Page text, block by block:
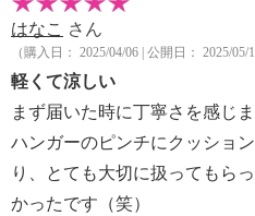
はなこ さん
（購入日： 2025/04/06 | 公開日： 2025/05/
軽くて涼しい
まず届いた時に丁寧さを感じま
ハンガーのピンチにクッショ
り、とても大切に扱ってもら
かったです（笑）